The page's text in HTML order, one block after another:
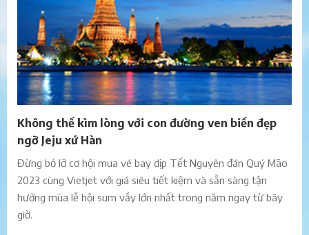
Không thể kìm lòng với con đường ven biển đẹp
ngỡ Jeju xứ Hàn
Đừng bỏ lỡ cơ hội mua vé bay dịp Tết Nguyên đán Quý Mão
2023 cùng Vietjet với giá siêu tiết kiệm và sẵn sàng tận
hưởng mùa lễ hội sum vầy lớn nhất trong năm ngay từ bây
giờ.